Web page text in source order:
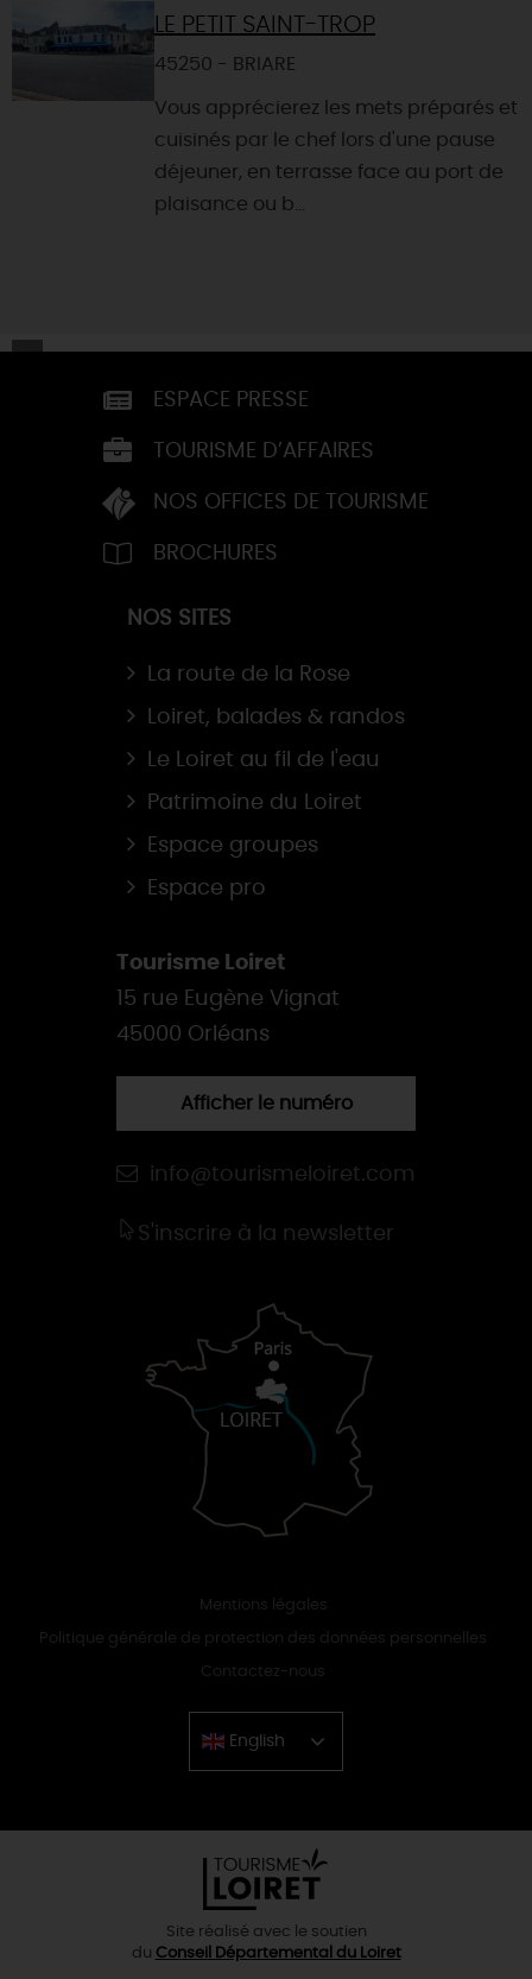
LE PETIT SAINT-TROP
45250 - BRIARE
Vous apprécierez les mets préparés et
cuisinés par le chef lors d'une pause
déjeuner, en terrasse face au port de
plaisance ou b...
ESPACE PRESSE
TOURISME D’AFFAIRES
NOS OFFICES DE TOURISME
BROCHURES
NOS SITES
La route de la Rose
Loiret, balades & randos
Le Loiret au fil de l'eau
Patrimoine du Loiret
Espace groupes
Espace pro
Tourisme Loiret
15 rue Eugène Vignat
45000 Orléans
Afficher le numéro
info@tourismeloiret.com
S'inscrire à la newsletter
Mentions légales
Politique générale de protection des données personnelles
Contactez-nous
English
Chinese
Site réalisé avec le soutien
du Conseil Départemental du Loiret